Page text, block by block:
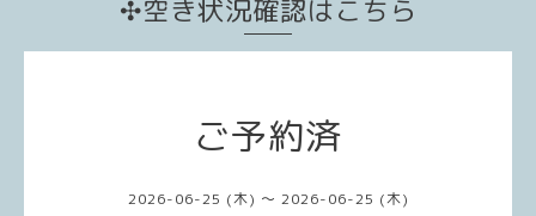
✣空き状況確認はこちら
ご予約済
2026-06-25 (木) ～ 2026-06-25 (木)